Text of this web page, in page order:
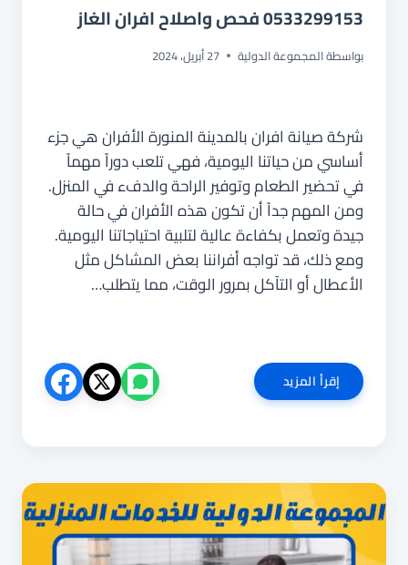
0533299153 فحص واصلاح افران الغاز
بواسطةالمجموعة الدولية 27 أبريل، 2024
شركة صيانة افران بالمدينة المنورة الأفران هي جزء
أساسي من حياتنا اليومية، فهي تلعب دوراً مهماً
في تحضير الطعام وتوفير الراحة والدفء في المنزل.
ومن المهم جداً أن تكون هذه الأفران في حالة
جيدة وتعمل بكفاءة عالية لتلبية احتياجاتنا اليومية.
ومع ذلك، قد تواجه أفراننا بعض المشاكل مثل
الأعطال أو التآكل بمرور الوقت، مما يتطلب…
إقرأ المزيدشركة
صيانة
فحص
واصلاح
افران
الغاز